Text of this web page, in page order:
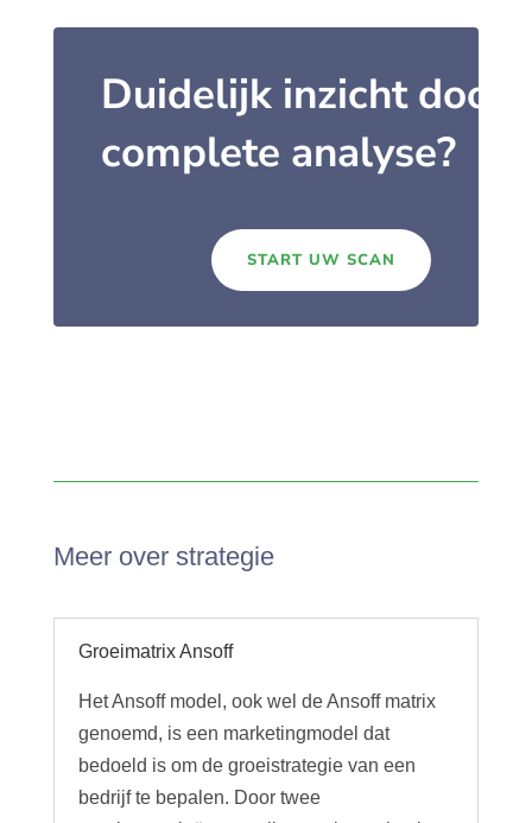
Duidelijk inzicht door
complete analyse?
START UW SCAN
Meer over strategie
Groeimatrix Ansoff
Het Ansoff model, ook wel de Ansoff matrix
genoemd, is een marketingmodel dat
bedoeld is om de groeistrategie van een
bedrijf te bepalen. Door twee